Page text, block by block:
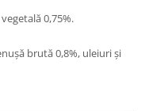
0,75%.
brută 0,8%, uleiuri și